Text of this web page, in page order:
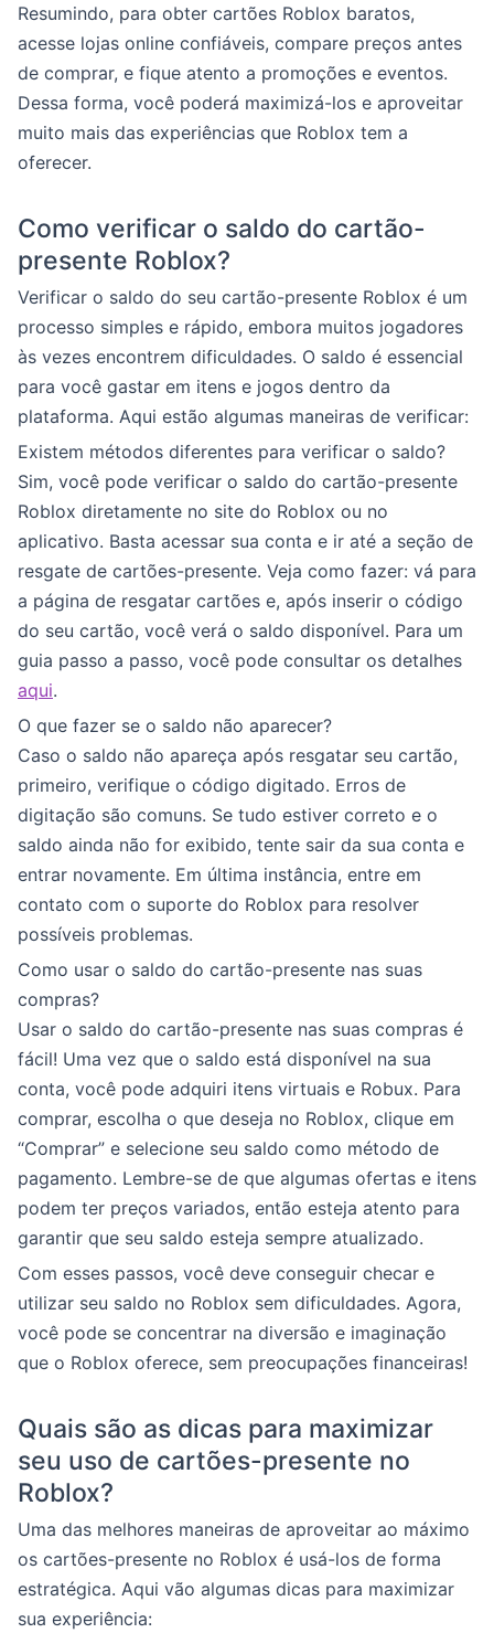
Resumindo, para obter cartões Roblox baratos,
acesse lojas online confiáveis, compare preços antes
de comprar, e fique atento a promoções e eventos.
Dessa forma, você poderá maximizá-los e aproveitar
muito mais das experiências que Roblox tem a
oferecer.
Como verificar o saldo do cartão-
presente Roblox?
Verificar o saldo do seu cartão-presente Roblox é um
processo simples e rápido, embora muitos jogadores
às vezes encontrem dificuldades. O saldo é essencial
para você gastar em itens e jogos dentro da
plataforma. Aqui estão algumas maneiras de verificar:
Existem métodos diferentes para verificar o saldo?
Sim, você pode verificar o saldo do cartão-presente
Roblox diretamente no site do Roblox ou no
aplicativo. Basta acessar sua conta e ir até a seção de
resgate de cartões-presente. Veja como fazer: vá para
a página de resgatar cartões e, após inserir o código
do seu cartão, você verá o saldo disponível. Para um
guia passo a passo, você pode consultar os detalhes
aqui.
O que fazer se o saldo não aparecer?
Caso o saldo não apareça após resgatar seu cartão,
primeiro, verifique o código digitado. Erros de
digitação são comuns. Se tudo estiver correto e o
saldo ainda não for exibido, tente sair da sua conta e
entrar novamente. Em última instância, entre em
contato com o suporte do Roblox para resolver
possíveis problemas.
Como usar o saldo do cartão-presente nas suas
compras?
Usar o saldo do cartão-presente nas suas compras é
fácil! Uma vez que o saldo está disponível na sua
conta, você pode adquiri itens virtuais e Robux. Para
comprar, escolha o que deseja no Roblox, clique em
“Comprar” e selecione seu saldo como método de
pagamento. Lembre-se de que algumas ofertas e itens
podem ter preços variados, então esteja atento para
garantir que seu saldo esteja sempre atualizado.
Com esses passos, você deve conseguir checar e
utilizar seu saldo no Roblox sem dificuldades. Agora,
você pode se concentrar na diversão e imaginação
que o Roblox oferece, sem preocupações financeiras!
Quais são as dicas para maximizar
seu uso de cartões-presente no
Roblox?
Uma das melhores maneiras de aproveitar ao máximo
os cartões-presente no Roblox é usá-los de forma
estratégica. Aqui vão algumas dicas para maximizar
sua experiência: